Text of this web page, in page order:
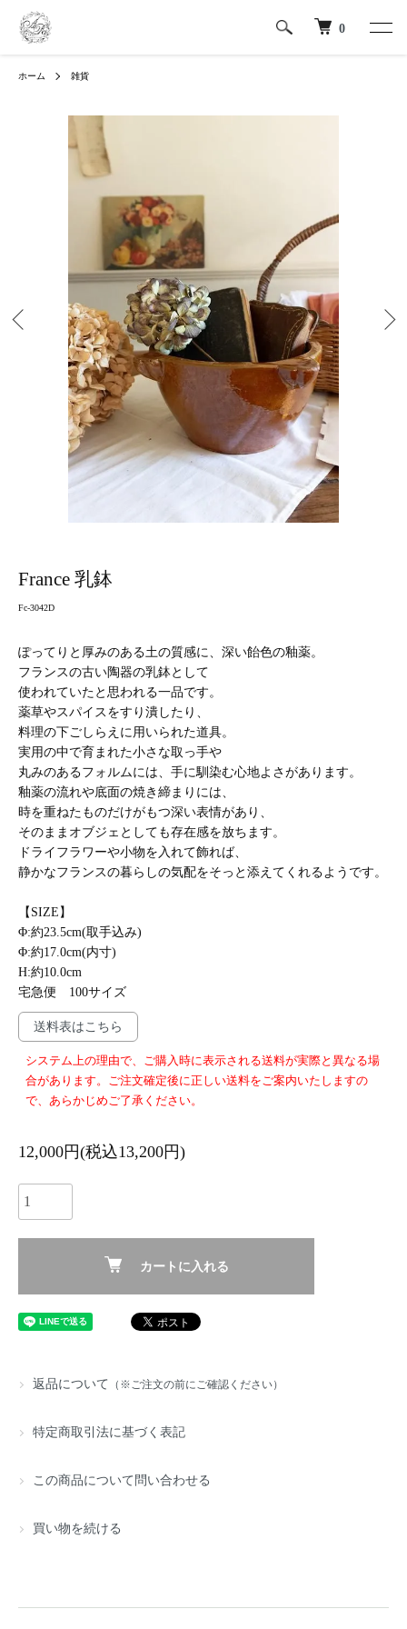
0
ホーム 雑貨
France 乳鉢
Fc-3042D
ぽってりと厚みのある土の質感に、深い飴色の釉薬。
フランスの古い陶器の乳鉢として
使われていたと思われる一品です。
薬草やスパイスをすり潰したり、
料理の下ごしらえに用いられた道具。
実用の中で育まれた小さな取っ手や
丸みのあるフォルムには、手に馴染む心地よさがあります。
釉薬の流れや底面の焼き締まりには、
時を重ねたものだけがもつ深い表情があり、
そのままオブジェとしても存在感を放ちます。
ドライフラワーや小物を入れて飾れば、
静かなフランスの暮らしの気配をそっと添えてくれるようです。
【SIZE】
Φ:約23.5cm(取手込み)
Φ:約17.0cm(内寸)
H:約10.0cm
宅急便 100サイズ
送料表はこちら
システム上の理由で、ご購入時に表示される送料が実際と異なる場
合があります。ご注文確定後に正しい送料をご案内いたしますの
で、あらかじめご了承ください。
12,000円(税込13,200円)
カートに入れる
返品について （※ご注文の前にご確認ください）
特定商取引法に基づく表記
この商品について問い合わせる
買い物を続ける